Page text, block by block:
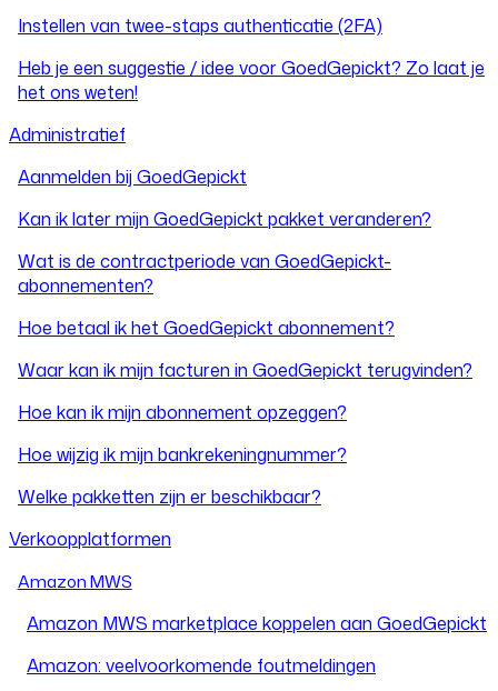
Instellen van twee-staps authenticatie (2FA)
Heb je een suggestie / idee voor GoedGepickt? Zo laat je
het ons weten!
Administratief
Aanmelden bij GoedGepickt
Kan ik later mijn GoedGepickt pakket veranderen?
Wat is de contractperiode van GoedGepickt-
abonnementen?
Hoe betaal ik het GoedGepickt abonnement?
Waar kan ik mijn facturen in GoedGepickt terugvinden?
Hoe kan ik mijn abonnement opzeggen?
Hoe wijzig ik mijn bankrekeningnummer?
Welke pakketten zijn er beschikbaar?
Verkoopplatformen
Amazon MWS
Amazon MWS marketplace koppelen aan GoedGepickt
Amazon: veelvoorkomende foutmeldingen